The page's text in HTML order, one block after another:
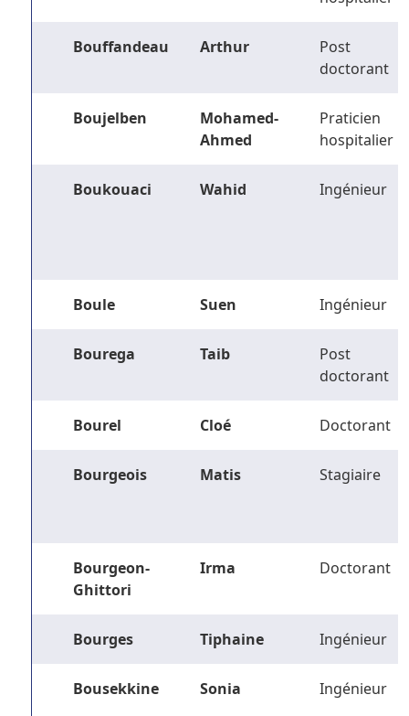
Bouffandeau Arthur
Post
doctorant
Boujelben
Mohamed-
Ahmed
Praticien
hospitalier
Boukouaci Wahid Ingénieur
Boule Suen Ingénieur
Bourega Taib
Post
doctorant
Bourel Cloé Doctorant
Bourgeois Matis Stagiaire
Bourgeon-
Ghittori
Irma Doctorant
Bourges Tiphaine Ingénieur
Bousekkine Sonia Ingénieur